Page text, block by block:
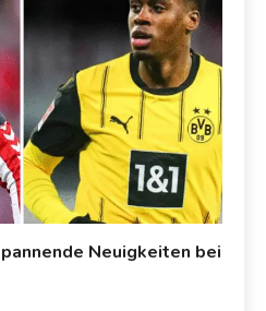
Neuigkeiten bei